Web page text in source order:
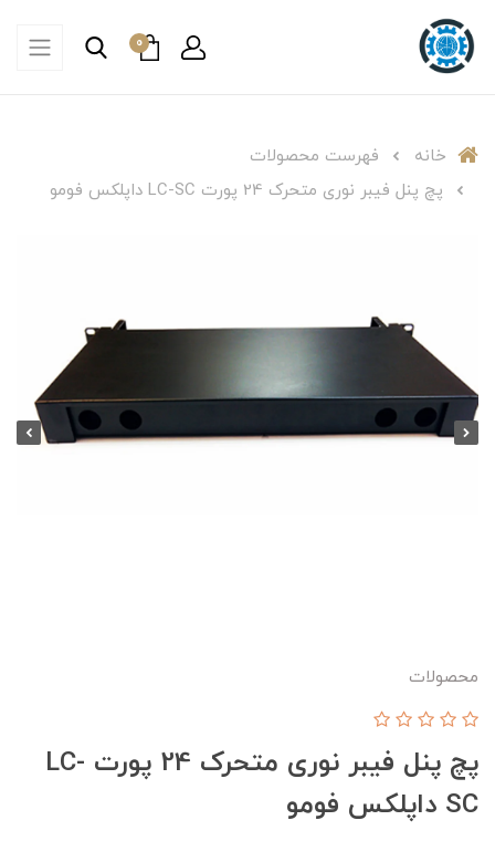
0
خانه
فهرست محصولات
پچ پنل فیبر نوری متحرک 24 پورت LC-SC داپلکس فومو
محصولات
پچ پنل فیبر نوری متحرک 24 پورت LC-
SC داپلکس فومو